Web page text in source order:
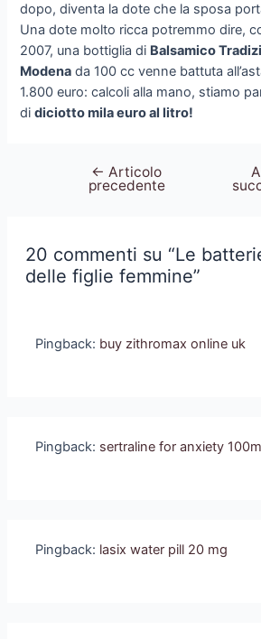
dopo, diventa la dote che la sposa
Una dote molto ricca potremmo dire,
2007, una bottiglia di Balsamico
Modena da 100 cc venne battuta
1.800 euro: calcoli alla mano, stiamo
didiciotto mila euro al litro!
Navigazione
articoli
← Articolo
precedente
20 commenti su “Le
delle figlie femmine”
Pingback: buy zithromax online uk
Pingback: sertraline for anxiety
Pingback: lasix water pill 20 mg